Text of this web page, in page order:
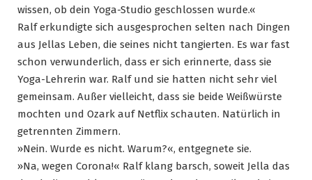
wissen, ob dein Yoga-Studio geschlossen wurde.«
Ralf erkundigte sich ausgesprochen selten nach Dingen
aus Jellas Leben, die seines nicht tangierten. Es war fast
schon verwunderlich, dass er sich erinnerte, dass sie
Yoga-Lehrerin war. Ralf und sie hatten nicht sehr viel
gemeinsam. Außer vielleicht, dass sie beide Weißwürste
mochten und Ozark auf Netflix schauten. Natürlich in
getrennten Zimmern.
»Nein. Wurde es nicht. Warum?«, entgegnete sie.
»Na, wegen Corona!« Ralf klang barsch, soweit Jella das